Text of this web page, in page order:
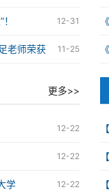
12-31
11-25
老师荣获
更多>>
12-22
12-22
12-22
学